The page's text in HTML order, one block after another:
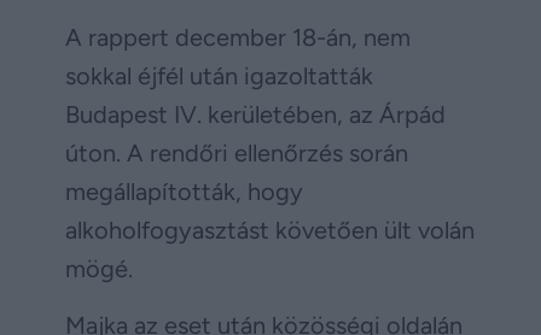
A rappert december 18-án, nem
sokkal éjfél után igazoltatták
Budapest IV. kerületében, az Árpád
úton. A rendőri ellenőrzés során
megállapították, hogy
alkoholfogyasztást követően ült volán
mögé.
Majka az eset után közösségi oldalán